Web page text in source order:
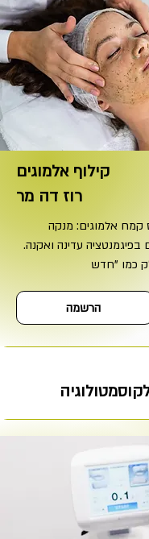
קילוף אלמוגים
רוז דה מר
קמח אלמוגים: מנקה
עדינה ואקנה.
הרשמה